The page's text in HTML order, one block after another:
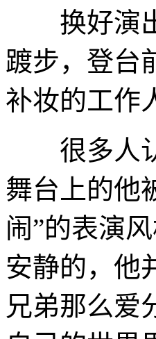
换好演出
踱步，登台
补妆的工作
很多人认
舞台上的他
闹”的表演
安静的，他
兄弟那么爱